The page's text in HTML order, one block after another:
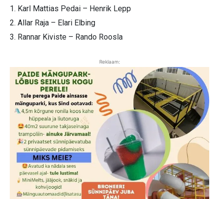
1. Karl Mattias Pedai – Henrik Lepp
2. Allar Raja – Elari Elbing
3. Rannar Kiviste – Rando Roosla
Reklaam: